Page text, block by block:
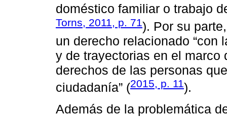
doméstico familiar o trabajo
Torns, 2011, p. 71). Por su
un derecho relacionado “con
y de trayectorias en el marco
derechos de las personas
ciudadanía” (2015, p. 11).
Además de la problemática